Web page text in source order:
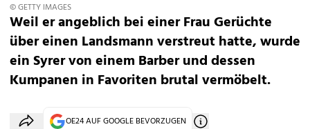
© GETTY IMAGES
Weil er angeblich bei einer Frau Gerüchte
über einen Landsmann verstreut hatte, wurde
ein Syrer von einem Barber und dessen
Kumpanen in Favoriten brutal vermöbelt.
OE24 AUF GOOGLE BEVORZUGEN